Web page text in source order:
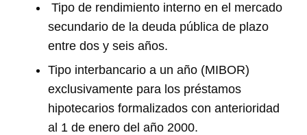
Tipo de rendimiento interno en el mercado
secundario de la deuda pública de plazo
entre dos y seis años.
Tipo interbancario a un año (MIBOR)
exclusivamente para los préstamos
hipotecarios formalizados con anterioridad
al 1 de enero del año 2000.